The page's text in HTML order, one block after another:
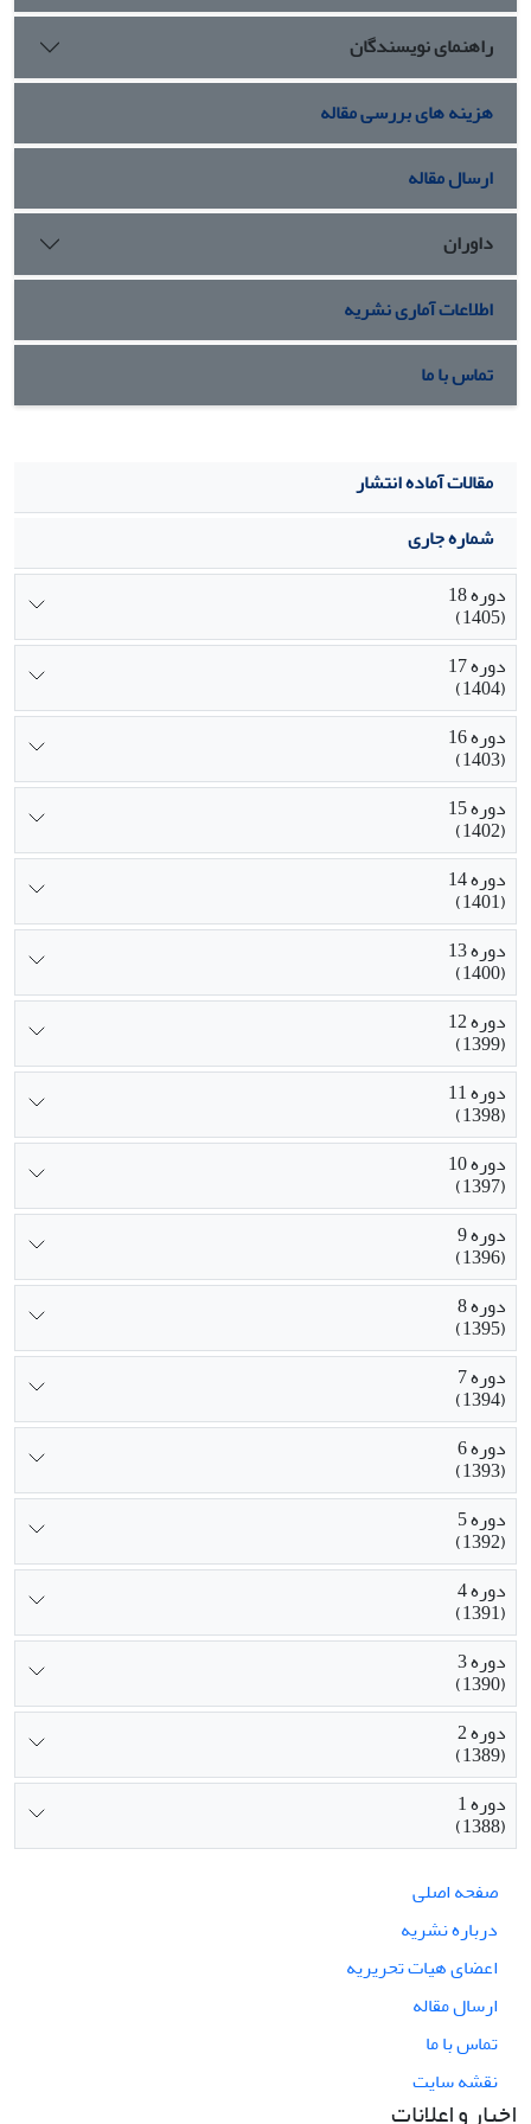
راهنمای نویسندگان
هزینه های بررسی مقاله
ارسال مقاله
داوران
اطلاعات آماری نشریه
تماس با ما
مقالات آماده انتشار
شماره جاری
دوره 18
(1405)
دوره 17
(1404)
دوره 16
(1403)
دوره 15
(1402)
دوره 14
(1401)
دوره 13
(1400)
دوره 12
(1399)
دوره 11
(1398)
دوره 10
(1397)
دوره 9
(1396)
دوره 8
(1395)
دوره 7
(1394)
دوره 6
(1393)
دوره 5
(1392)
دوره 4
(1391)
دوره 3
(1390)
دوره 2
(1389)
دوره 1
(1388)
صفحه اصلی
درباره نشریه
اعضای هیات تحریریه
ارسال مقاله
تماس با ما
نقشه سایت
اخبار و اعلانات